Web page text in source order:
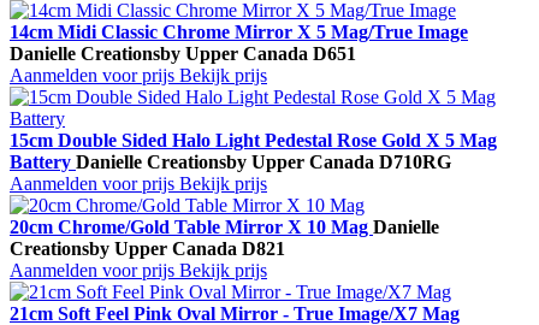
14cm Midi Classic Chrome Mirror X 5 Mag/True Image
Danielle Creationsby Upper Canada D651
Aanmelden voor prijs Bekijk prijs
15cm Double Sided Halo Light Pedestal Rose Gold X 5 Mag
Battery Danielle Creationsby Upper Canada D710RG
Aanmelden voor prijs Bekijk prijs
20cm Chrome/Gold Table Mirror X 10 Mag Danielle
Creationsby Upper Canada D821
Aanmelden voor prijs Bekijk prijs
21cm Soft Feel Pink Oval Mirror - True Image/X7 Mag